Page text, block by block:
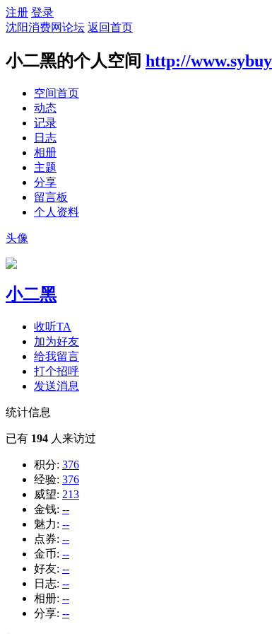
注册 登录
沈阳消费网论坛 返回首页
小二黑的个人空间 http://
空间首页
动态
记录
日志
相册
主题
分享
留言板
个人资料
头像
小二黑
收听TA
加为好友
给我留言
打个招呼
发送消息
统计信息
已有 194 人来访过
积分: 376
经验: 376
威望: 213
金钱: --
魅力: --
点券: --
金币: --
好友: --
日志: --
相册: --
分享: --